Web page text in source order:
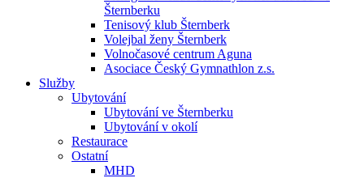
Šternberku
Tenisový klub Šternberk
Volejbal ženy Šternberk
Volnočasové centrum Aguna
Asociace Český Gymnathlon z.s.
Služby
Ubytování
Ubytování ve Šternberku
Ubytování v okolí
Restaurace
Ostatní
MHD